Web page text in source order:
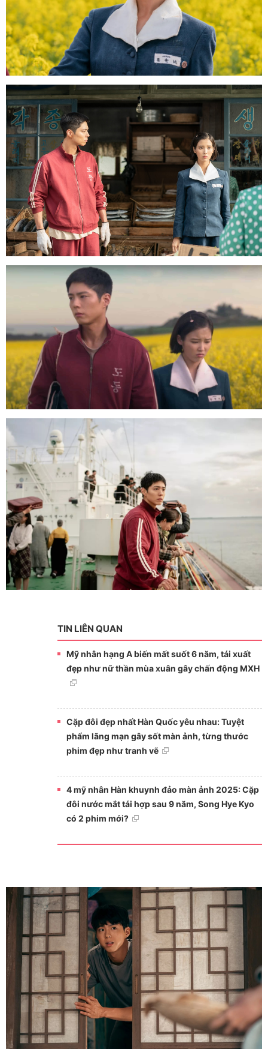
TIN LIÊN QUAN
Mỹ nhân hạng A biến mất suốt 6 năm, tái xuất
đẹp như nữ thần mùa xuân gây chấn động MXH
Cặp đôi đẹp nhất Hàn Quốc yêu nhau: Tuyệt
phẩm lãng mạn gây sốt màn ảnh, từng thước
phim đẹp như tranh vẽ
4 mỹ nhân Hàn khuynh đảo màn ảnh 2025: Cặp
đôi nước mắt tái hợp sau 9 năm, Song Hye Kyo
có 2 phim mới?